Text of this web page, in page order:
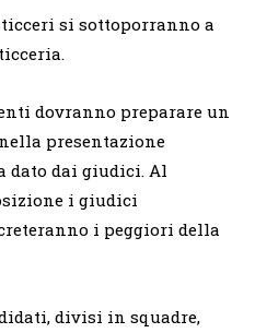
si sottoporranno a
dovranno preparare un
presentazione
dato dai giudici. Al
i giudici
i peggiori della
divisi in squadre,